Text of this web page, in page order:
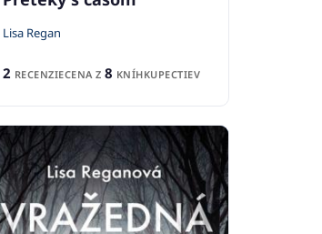
Lisa Regan
2 RECENZIECENA Z 8 KNÍHKUPECTIEV